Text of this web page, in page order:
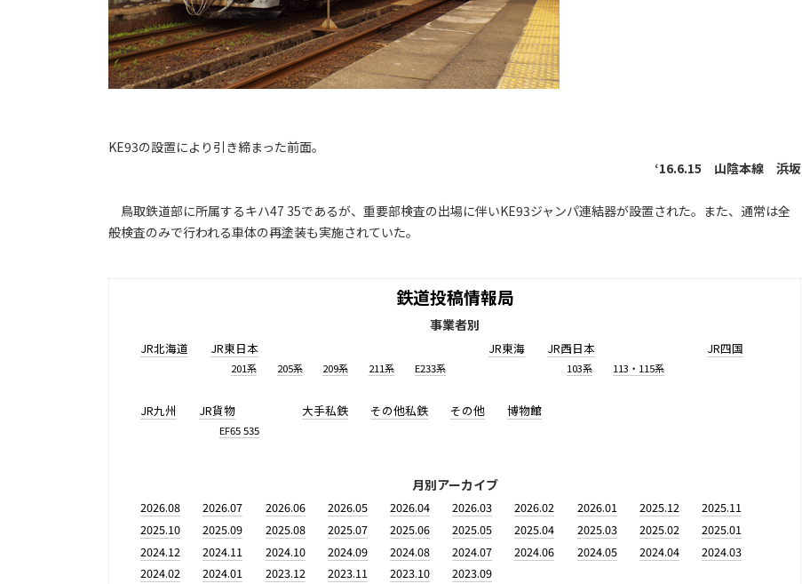
KE93の設置により引き締まった前面。
‘16.6.15 山陰本線 浜坂
鳥取鉄道部に所属するキハ47 35であるが、重要部検査の出場に伴いKE93ジャンパ連結器が設置された。また、通常は全
般検査のみで行われる車体の再塗装も実施されていた。
鉄道投稿情報局
事業者別
JR北海道 JR東日本
201系 205系 209系 211系 E233系
JR東海 JR西日本
103系 113・115系
JR四国
JR九州 JR貨物
EF65 535
大手私鉄 その他私鉄 その他 博物館
月別アーカイブ
2026.08 2026.07 2026.06 2026.05 2026.04 2026.03 2026.02 2026.01 2025.12
2025.11
2025.10
2025.09 2025.08 2025.07 2025.06 2025.05 2025.04 2025.03 2025.02
2025.01
2024.12
2024.11 2024.10 2024.09 2024.08 2024.07 2024.06 2024.05 2024.04
2024.03
2024.02
2024.01 2023.12 2023.11 2023.10 2023.09